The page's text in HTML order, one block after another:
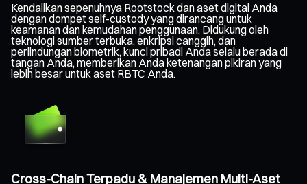
Kendalikan sepenuhnya Rootstock dan aset digital Anda
dengan dompet self-custody yang dirancang untuk
keamanan dan kemudahan penggunaan. Didukung oleh
teknologi sumber terbuka, enkripsi canggih, dan
perlindungan biometrik, kunci pribadi Anda selalu berada di
tangan Anda, memberikan Anda ketenangan pikiran yang
lebih besar untuk aset RBTC Anda.
Cross-Chain Terpadu & Manajemen Multi-Aset